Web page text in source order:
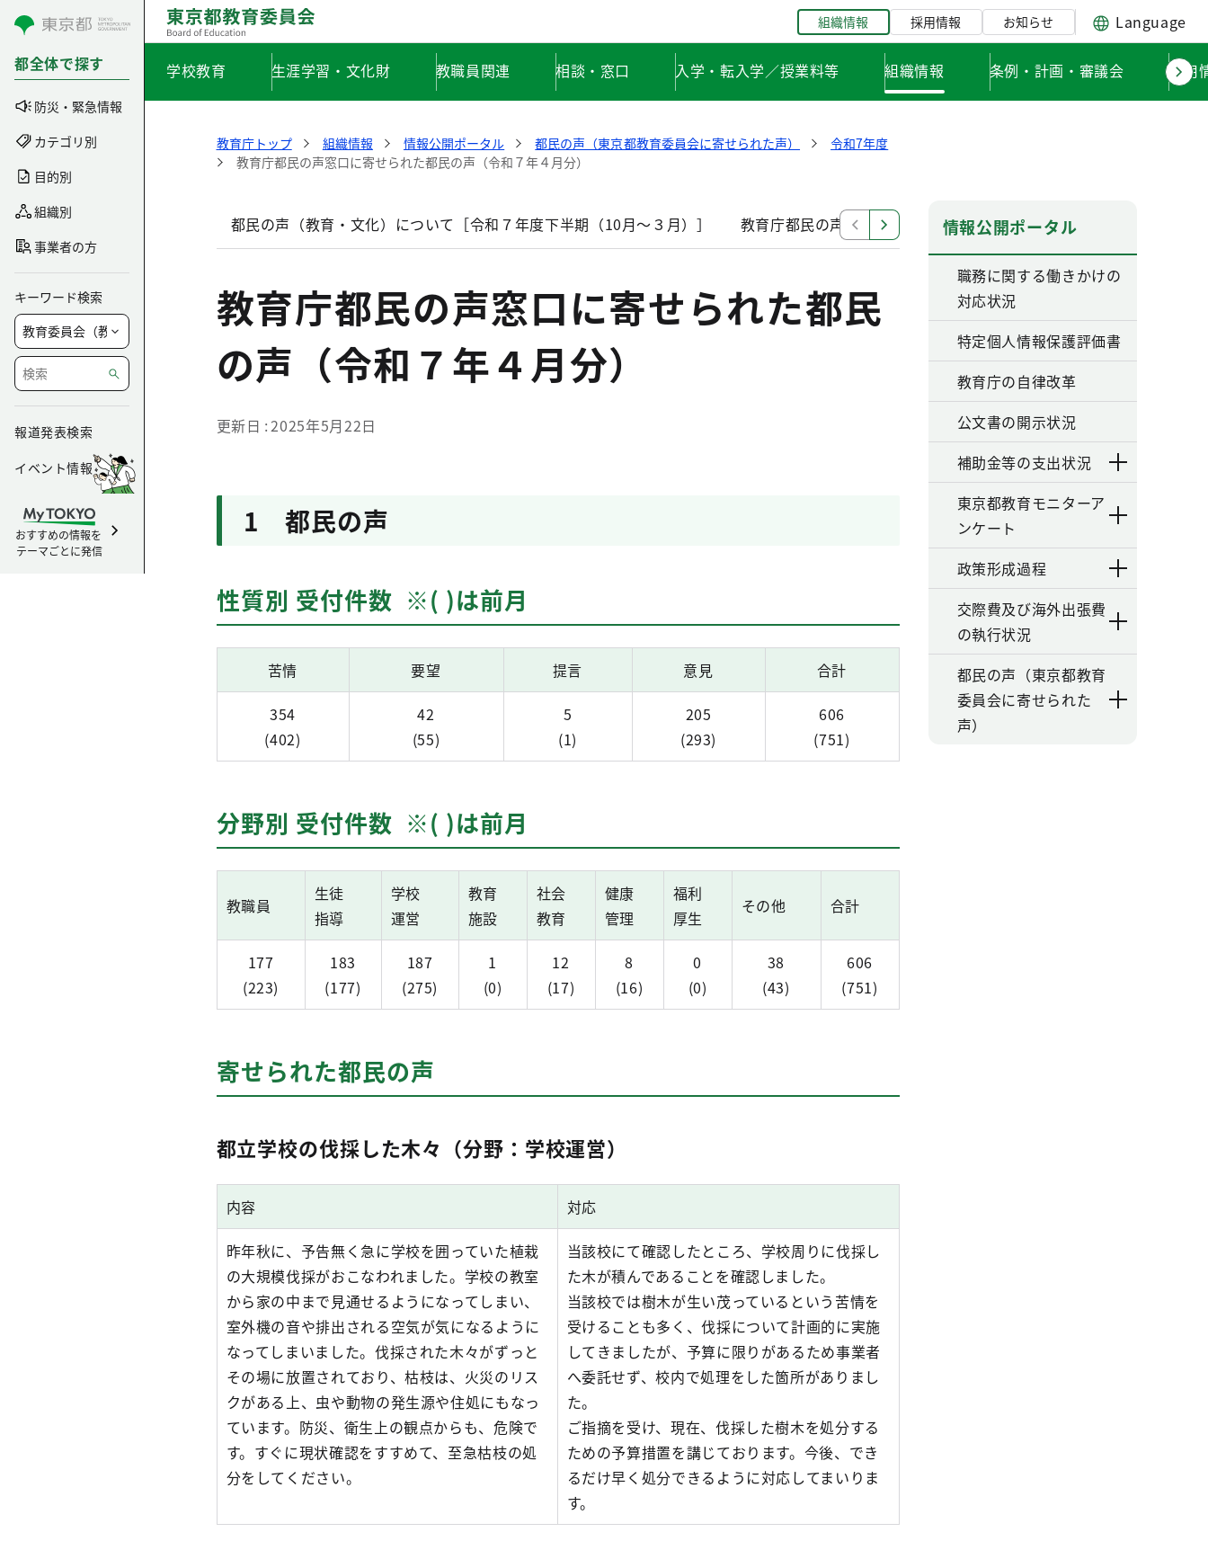
コンテンツにスキップ
都全体で探す
防災・緊急情報
カテゴリ別
目的別
組織別
事業者の方
キーワード検索
報道発表検索
イベント情報
おすすめの情報を
テーマごとに発信
組織情報 採用情報 お知らせ Language
学校教育 生涯学習・文化財 教職員関連 相談・窓口 入学・転入学／授業料等 組織情報 条例・計画・審議会 採用
教育庁トップ 組織情報 情報公開ポータル 都民の声（東京都教育委員会に寄せられた声）
令和7年度
教育庁都民の声窓口に寄せられた都民の声（令和７年４月分）
都民の声（教育・文化）について［令和７年度下半期（10月～３月）］ 教育庁都民の声窓口に寄せられた都民の声（令和８年３月分）
教育庁都民の声窓口に寄せられた都民
の声（令和７年４月分）
更新日 2025年5月22日
1 都民の声
性質別 受付件数 ※( )は前月
苦情 要望 提言 意見 合計
354
(402)
42
(55)
5
(1)
205
(293)
606
(751)
分野別 受付件数 ※( )は前月
教職員
生徒
指導
学校
運営
教育
施設
社会
教育
健康
管理
福利
厚生
その他 合計
177
(223)
183
(177)
187
(275)
1
(0)
12
(17)
8
(16)
0
(0)
38
(43)
606
(751)
寄せられた都民の声
都立学校の伐採した木々（分野：学校運営）
内容 対応
昨年秋に、予告無く急に学校を囲っていた植栽
の大規模伐採がおこなわれました。学校の教室
から家の中まで見通せるようになってしまい、
室外機の音や排出される空気が気になるように
なってしまいました。伐採された木々がずっと
その場に放置されており、枯枝は、火災のリス
クがある上、虫や動物の発生源や住処にもなっ
ています。防災、衛生上の観点からも、危険で
す。すぐに現状確認をすすめて、至急枯枝の処
分をしてください。
当該校にて確認したところ、学校周りに伐採し
た木が積んであることを確認しました。
当該校では樹木が生い茂っているという苦情を
受けることも多く、伐採について計画的に実施
してきましたが、予算に限りがあるため事業者
へ委託せず、校内で処理をした箇所がありまし
た。
ご指摘を受け、現在、伐採した樹木を処分する
ための予算措置を講じております。今後、でき
るだけ早く処分できるように対応してまいりま
す。
情報公開ポータル
職務に関する働きかけの
対応状況
特定個人情報保護評価書
教育庁の自律改革
公文書の開示状況
補助金等の支出状況
東京都教育モニターア
ンケート
政策形成過程
交際費及び海外出張費
の執行状況
都民の声（東京都教育
委員会に寄せられた
声）